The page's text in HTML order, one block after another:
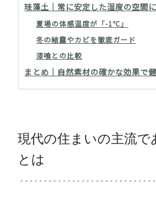
珪藻土｜常に安定した湿度の空間に
夏場の体感温度が「-1℃」
冬の結露やカビを徹底ガード
漆喰との比較
まとめ｜自然素材の確かな効果で
現代の住まいの主流で
とは